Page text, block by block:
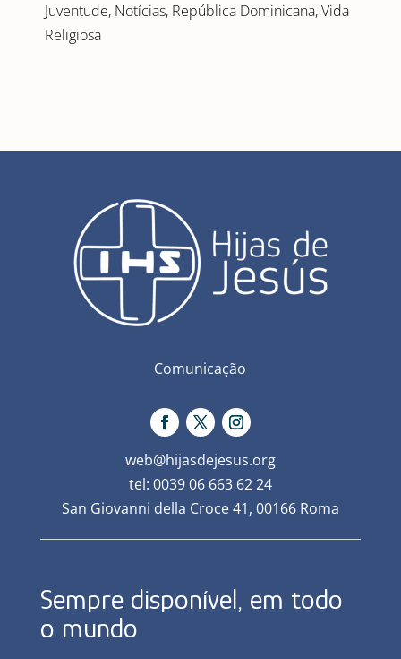
Juventude, Notícias, República Dominicana,Vida
Religiosa
Comunicação
web@hijasdejesus.org
tel: 0039 06 663 62 24
San Giovanni della Croce 41, 00166 Roma
Sempre disponível, em todo
o mundo